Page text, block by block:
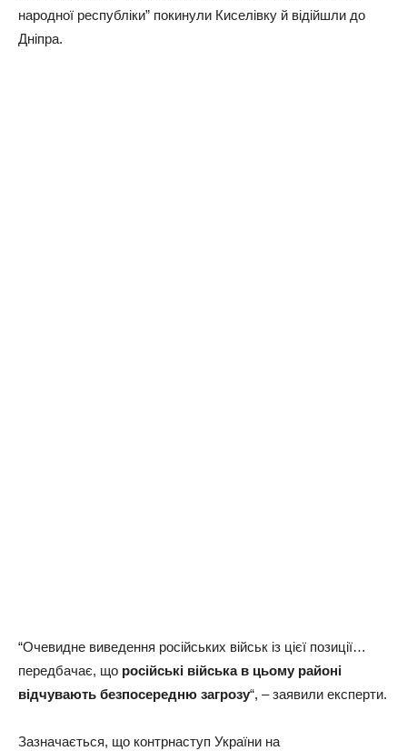
народної республіки” покинули Киселівку й відійшли до
Дніпра.
“Очевидне виведення російських військ із цієї позиції…
передбачає, що російські війська в цьому районі
відчувають безпосередню загрозу“, – заявили експерти.
Зазначається, що контрнаступ України на